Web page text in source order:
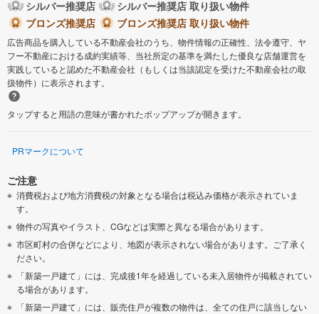
シルバー推奨店
シルバー推奨店 取り扱い物件
ブロンズ推奨店
ブロンズ推奨店 取り扱い物件
広告商品を購入している不動産会社のうち、物件情報の正確性、法令遵守、ヤ
フー不動産における成約実績等、当社所定の基準を満たした優良な店舗運営を
実践していると認めた不動産会社（もしくは当該認定を受けた不動産会社の取
扱物件）に表示されます。
タップすると用語の意味が書かれたポップアップが開きます。
PRマークについて
ご注意
消費税および地方消費税の対象となる場合は税込み価格が表示されていま
す。
物件の写真やイラスト、CGなどは実際と異なる場合があります。
市区町村の合併などにより、地図が表示されない場合があります。ご了承く
ださい。
「新築一戸建て」には、完成後1年を経過している未入居物件が掲載されてい
る場合があります。
「新築一戸建て」には、販売住戸が複数の物件は、全ての住戸に該当しない